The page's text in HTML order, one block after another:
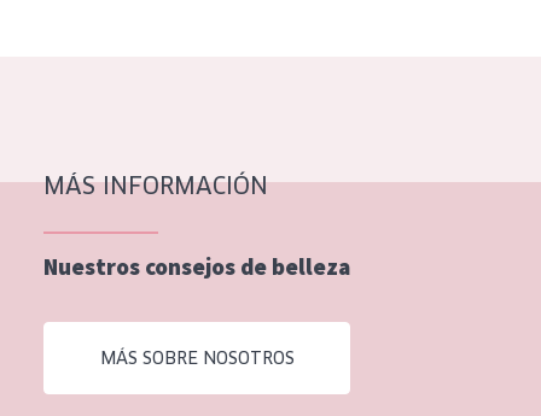
Piel normal y seca
Piel mixata o grasa
Piel madura
Piel expuesta al sol
Piel menopáusica
MÁS INFORMACIÓN
Nuestros consejos de belleza
MÁS SOBRE NOSOTROS